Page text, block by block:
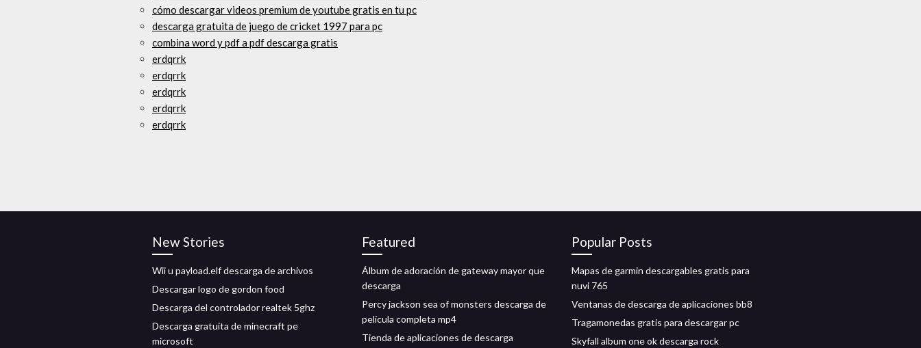
cómo descargar videos premium de youtube gratis en tu pc
descarga gratuita de juego de cricket 1997 para pc
combina word y pdf a pdf descarga gratis
erdqrrk
erdqrrk
erdqrrk
erdqrrk
erdqrrk
New Stories
Wii u payload.elf descarga de archivos
Descargar logo de gordon food
Descarga del controlador realtek 5ghz
Descarga gratuita de minecraft pe
microsoft
Featured
Álbum de adoración de gateway mayor que
descarga
Percy jackson sea of ​​monsters descarga de
película completa mp4
Tienda de aplicaciones de descarga
Popular Posts
Mapas de garmin descargables gratis para
nuvi 765
Ventanas de descarga de aplicaciones bb8
Tragamonedas gratis para descargar pc
Skyfall album one ok descarga rock